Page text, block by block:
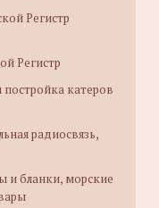
Регистр
Регистр
постройка катеров
радиосвязь,
и бланки, морские